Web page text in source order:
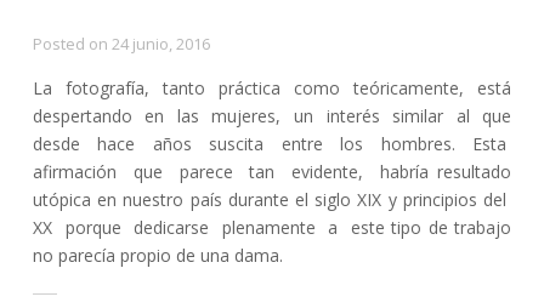
Posted on 24 junio, 2016
La fotografía, tanto práctica como teóricamente, está
despertando en las mujeres, un interés similar al que
desde hace años suscita entre los hombres. Esta
afirmación que parece tan evidente, habría resultado
utópica en nuestro país durante el siglo XIX y principios del
XX porque dedicarse plenamente a este tipo de trabajo
no parecía propio de una dama.